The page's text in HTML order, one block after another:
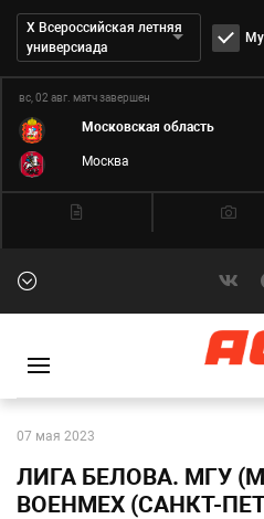
Дивизион:
Х Всероссийская летняя
универсиада
вс, 02 авг. матч завершен
Московская область
Москва
07 мая 2023
ЛИГА БЕЛОВА. МГУ
ВОЕНМЕХ (САНКТ-